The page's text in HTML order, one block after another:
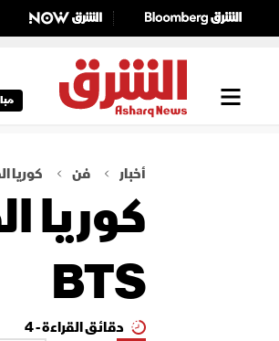
أخبار فن كوريا
كوريا
BTS
دقائق القراءة - 4